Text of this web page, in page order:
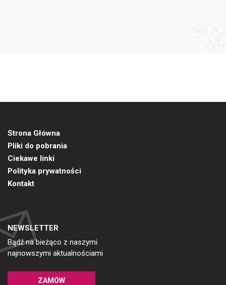
Strona Główna
Pliki do pobrania
Ciekawe linki
Polityka prywatności
Kontakt
NEWSLETTER
Bądź na bieżąco z naszymi
najnowszymi aktualnościami
ZAMÓW